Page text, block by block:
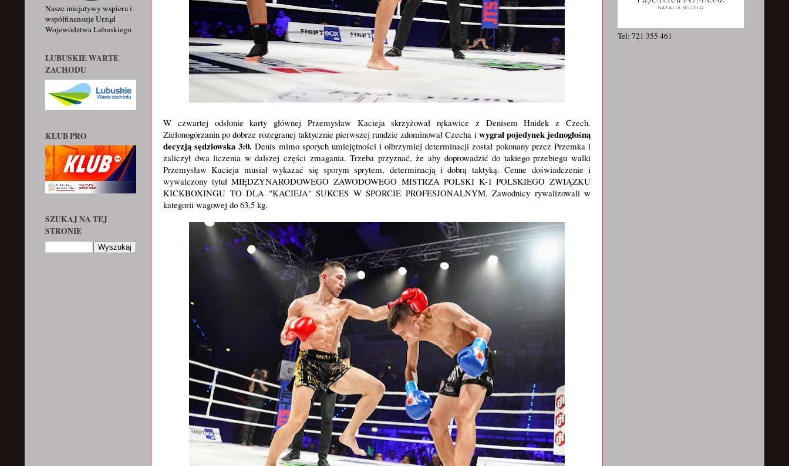
W czwartej odsłonie karty głównej Przemysław Kacieja skrzyżował rękawice z Denisem Hnidek z Czech.
Zielonogórzanin po dobrze rozegranej taktycznie pierwszej rundzie zdominował Czecha i wygrał pojedynek jednogłośną
decyzją sędziowska 3:0.Denis mimo sporych umiejętności i olbrzymiej determinacji został pokonany przez Przemka i
zaliczył dwa liczenia w dalszej części zmagania. Trzeba przyznać, że aby doprowadzić do takiego przebiegu walki
Przemysław Kacieja musiał wykazać się sporym sprytem, determinacją i dobrą taktyką. Cenne doświadczenie i
wywalczony tytuł MIĘDZYNARODOWEGO ZAWODOWEGO MISTRZA POLSKI K-1 POLSKIEGO ZWIĄZKU
KICKBOXINGU TO DLA "KACIEJA" SUKCES W SPORCIE PROFESJONALNYM. Zawodnicy rywalizowali w
kategorii wagowej do 63,5 kg.
Nasze inicjatywy wspiera i
współfinansuje Urząd
Województwa Lubuskiego
LUBUSKIE WARTE
ZACHODU
KLUB PRO
SZUKAJ NA TEJ
STRONIE
Tel: 721 355 461